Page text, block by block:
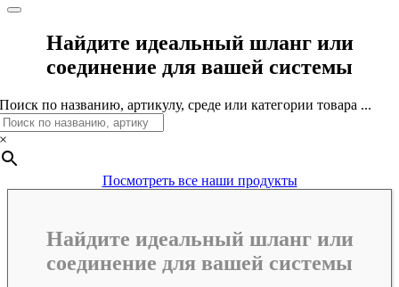
Найдите идеальный шланг или
соединение для вашей системы
Поиск по названию, артикулу, среде или категории товара ...
×
Посмотреть все наши продукты
Найдите идеальный шланг или
соединение для вашей системы